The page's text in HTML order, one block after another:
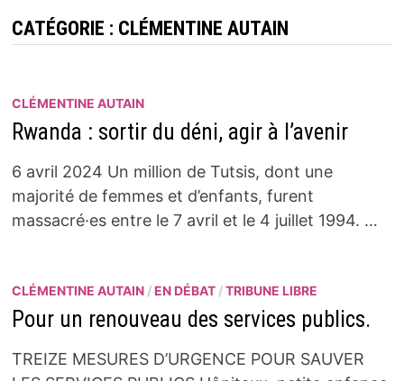
CATÉGORIE : CLÉMENTINE AUTAIN
CLÉMENTINE AUTAIN
Rwanda : sortir du déni, agir à l’avenir
6 avril 2024 Un million de Tutsis, dont une
majorité de femmes et d’enfants, furent
massacré·es entre le 7 avril et le 4 juillet 1994. …
CLÉMENTINE AUTAIN/ EN DÉBAT/TRIBUNE LIBRE
Pour un renouveau des services publics.
TREIZE MESURES D’URGENCE POUR SAUVER